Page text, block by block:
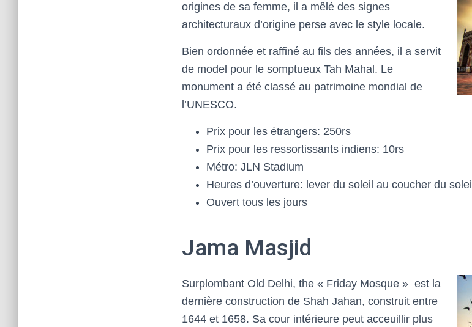
origines de sa femme, il a mêlé des signes
architecturaux d’origine perse avec le style locale.
Bien ordonnée et raffiné au fils des années, il a servit
de model pour le somptueux Tah Mahal. Le
monument a été classé au patrimoine mondial de
l’UNESCO.
Prix pour les étrangers: 250rs
Prix pour les ressortissants indiens: 10rs
Métro: JLN Stadium
Heures d’ouverture: lever du soleil au coucher du soleil
Ouvert tous les jours
Jama Masjid
Surplombant Old Delhi, the « Friday Mosque » est la
dernière construction de Shah Jahan, construit entre
1644 et 1658. Sa cour intérieure peut acceuillir plus